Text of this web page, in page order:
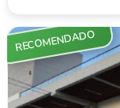
RECOMENDADO